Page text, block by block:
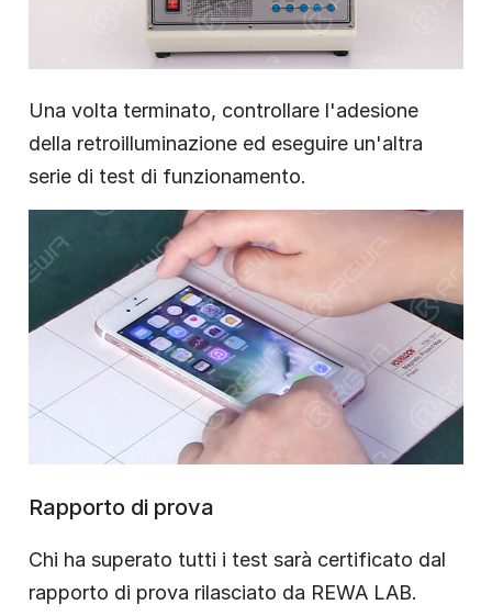
Una volta terminato, controllare l'adesione
della retroilluminazione ed eseguire un'altra
serie di test di funzionamento.
Rapporto di prova
Chi ha superato tutti i test sarà certificato dal
rapporto di prova rilasciato da REWA LAB.